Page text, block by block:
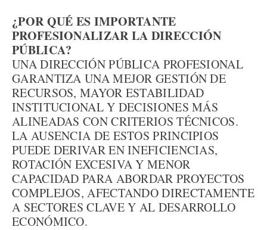
¿POR QUÉ ES IMPORTANTE
PROFESIONALIZAR LA DIRECCIÓN
PÚBLICA?
UNA DIRECCIÓN PÚBLICA PROFESIONAL
GARANTIZA UNA MEJOR GESTIÓN DE
RECURSOS, MAYOR ESTABILIDAD
INSTITUCIONAL Y DECISIONES MÁS
ALINEADAS CON CRITERIOS TÉCNICOS.
LA AUSENCIA DE ESTOS PRINCIPIOS
PUEDE DERIVAR EN INEFICIENCIAS,
ROTACIÓN EXCESIVA Y MENOR
CAPACIDAD PARA ABORDAR PROYECTOS
COMPLEJOS, AFECTANDO DIRECTAMENTE
A SECTORES CLAVE Y AL DESARROLLO
ECONÓMICO.